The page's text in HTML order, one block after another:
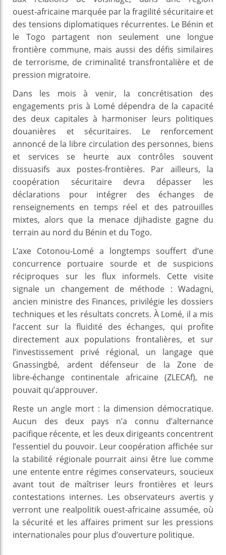
ouest‑africaine marquée par la fragilité sécuritaire et
des tensions diplomatiques récurrentes. Le Bénin et
le Togo partagent non seulement une longue
frontière commune, mais aussi des défis similaires
de terrorisme, de criminalité transfrontalière et de
pression migratoire.
Dans les mois à venir, la concrétisation des
engagements pris à Lomé dépendra de la capacité
des deux capitales à harmoniser leurs politiques
douanières et sécuritaires. Le renforcement
annoncé de la libre circulation des personnes, biens
et services se heurte aux contrôles souvent
dissuasifs aux postes‑frontières. Par ailleurs, la
coopération sécuritaire devra dépasser les
déclarations pour intégrer des échanges de
renseignements en temps réel et des patrouilles
mixtes, alors que la menace djihadiste gagne du
terrain au nord du Bénin et du Togo.
L’axe Cotonou‑Lomé a longtemps souffert d’une
concurrence portuaire sourde et de suspicions
réciproques sur les flux informels. Cette visite
signale un changement de méthode : Wadagni,
ancien ministre des Finances, privilégie les dossiers
techniques et les résultats concrets. À Lomé, il a mis
l’accent sur la fluidité des échanges, qui profite
directement aux populations frontalières, et sur
l’investissement privé régional, un langage que
Gnassingbé, ardent défenseur de la Zone de
libre‑échange continentale africaine (ZLECAf), ne
pouvait qu’approuver.
Reste un angle mort : la dimension démocratique.
Aucun des deux pays n’a connu d’alternance
pacifique récente, et les deux dirigeants concentrent
l’essentiel du pouvoir. Leur coopération affichée sur
la stabilité régionale pourrait ainsi être lue comme
une entente entre régimes conservateurs, soucieux
avant tout de maîtriser leurs frontières et leurs
contestations internes. Les observateurs avertis y
verront une realpolitik ouest‑africaine assumée, où
la sécurité et les affaires priment sur les pressions
internationales pour plus d’ouverture politique.